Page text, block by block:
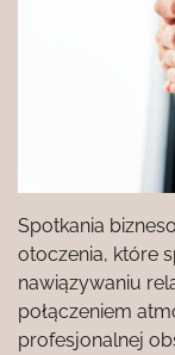
Spotkania
otoczenia, które
nawiązywaniu
połączeniem
profesjonalnej